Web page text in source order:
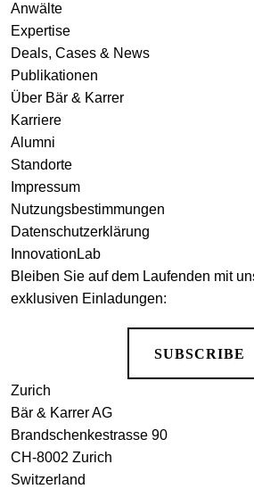
Anwälte
Expertise
Deals, Cases & News
Publikationen
Über Bär & Karrer
Karriere
Alumni
Standorte
Impressum
Nutzungsbestimmungen
Datenschutzerklärung
InnovationLab
Bleiben Sie auf dem Laufenden mit
exklusiven Einladungen:
SUBSCRIBE
Zurich
Bär & Karrer AG
Brandschenkestrasse 90
CH-8002 Zurich
Switzerland